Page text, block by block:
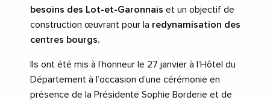
besoins des Lot-et-Garonnais et un objectif de
construction œuvrant pour la redynamisation des
centres bourgs.
Ils ont été mis à l’honneur le 27 janvier à l’Hôtel du
Département à l’occasion d’une cérémonie en
présence de la Présidente Sophie Borderie et de